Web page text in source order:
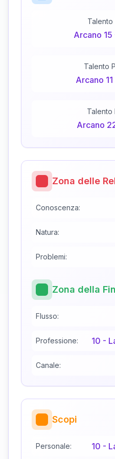
Talento
Arcano 15
Talento
Arcano 11
Talento
Arcano
Zona delle
Conoscenza:
Natura:
Problemi:
Zona della
Flusso:
Professione: 10 -
Canale:
Scopi
Personale: 10 -